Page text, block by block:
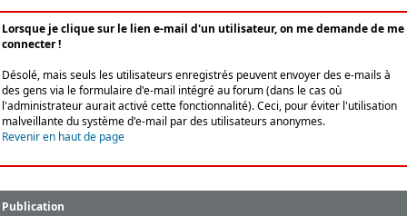
Lorsque je clique sur le lien e-mail d'un utilisateur, on me demande de me
connecter !
Désolé, mais seuls les utilisateurs enregistrés peuvent envoyer des e-mails à
des gens via le formulaire d'e-mail intégré au forum (dans le cas où
l'administrateur aurait activé cette fonctionnalité). Ceci, pour éviter l'utilisation
malveillante du système d'e-mail par des utilisateurs anonymes.
Revenir en haut de page
Publication